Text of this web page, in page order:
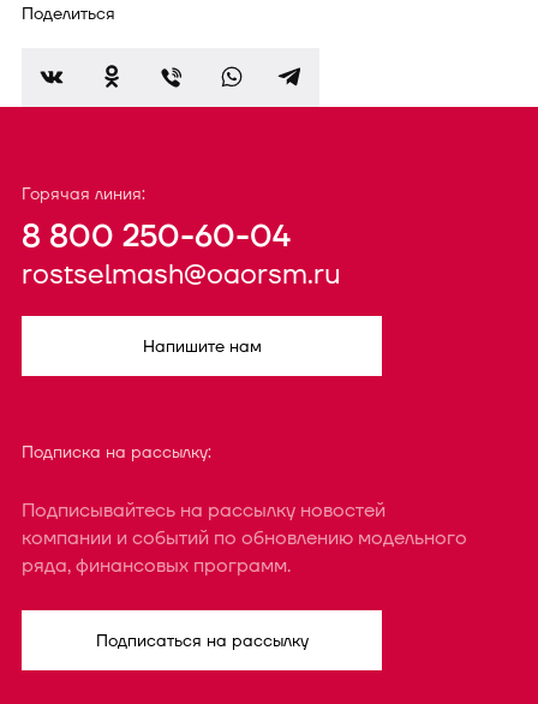
Поделиться
Горячая линия:
8 800 250-60-04
rostselmash@oaorsm.ru
Напишите нам
Подписка на рассылку:
Подписывайтесь на рассылку новостей
компании и событий по обновлению модельного
ряда, финансовых программ.
Подписаться на рассылку